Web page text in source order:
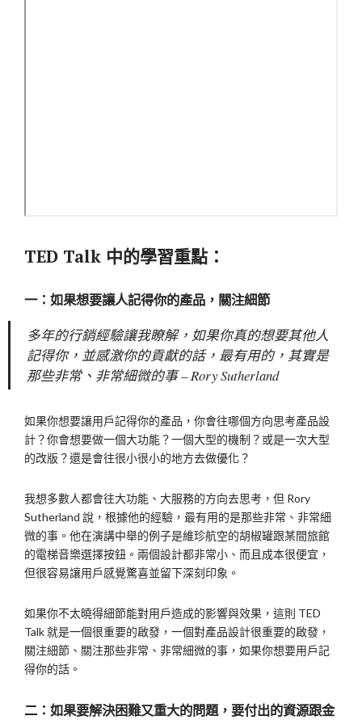
TED Talk 中的學習重點：
一：如果想要讓人記得你的產品，關注細節
多年的行銷經驗讓我瞭解，如果你真的想要其他人
記得你，並感激你的貢獻的話，最有用的，其實是
那些非常、非常細微的事 – Rory Sutherland
如果你想要讓用戶記得你的產品，你會往哪個方向思考產品設
計？你會想要做一個大功能？一個大型的機制？或是一次大型
的改版？還是會往很小很小的地方去做優化？
我想多數人都會往大功能、大服務的方向去思考，但 Rory
Sutherland 說，根據他的經驗，最有用的是那些非常、非常細
微的事。他在演講中舉的例子是維珍航空的胡椒罐跟某間旅館
的電梯音樂選擇按鈕。兩個設計都非常小、而且成本很便宜，
但很容易讓用戶感覺驚喜並留下深刻印象。
如果你不太曉得細節能對用戶造成的影響與效果，這則 TED
Talk 就是一個很重要的啟發，一個對產品設計很重要的啟發，
關注細節、關注那些非常、非常細微的事，如果你想要用戶記
得你的話。
二：如果要解決困難又重大的問題，要付出的資源跟金